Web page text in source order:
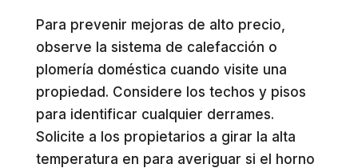
Para prevenir mejoras de alto precio,
observe la sistema de calefacción o
plomería doméstica cuando visite una
propiedad. Considere los techos y pisos
para identificar cualquier derrames.
Solicite a los propietarios a girar la alta
temperatura en para averiguar si el horno